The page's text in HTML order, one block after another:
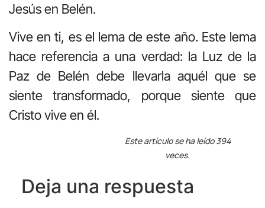
Jesús en Belén.
Vive en ti, es el lema de este año. Este lema
hace referencia a una verdad: la Luz de la
Paz de Belén debe llevarla aquél que se
siente transformado, porque siente que
Cristo vive en él.
Este artículo se ha leído 394
veces.
Deja una respuesta